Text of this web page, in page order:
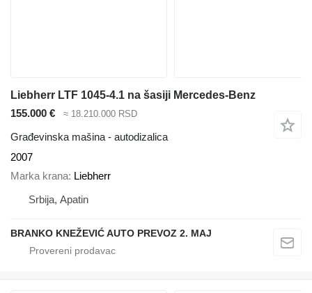
Liebherr LTF 1045-4.1 na šasiji Mercedes-Benz
155.000 €
≈ 18.210.000 RSD
Građevinska mašina - autodizalica
2007
Marka krana Liebherr
Srbija, Apatin
BRANKO KNEŽEVIĆ AUTO PREVOZ 2. MAJ